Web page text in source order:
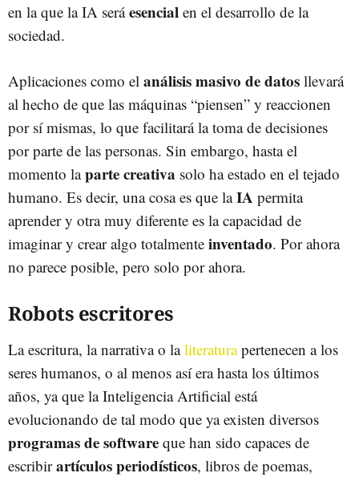
en la que la IA seráesencial en el desarrollo de la
sociedad.
Aplicaciones como el análisis masivo de datos llevará
al hecho de que las máquinas “piensen” y reaccionen
por sí mismas, lo que facilitará la toma de decisiones
por parte de las personas. Sin embargo, hasta el
momento laparte creativa solo ha estado en el tejado
humano. Es decir, una cosa es que laIA permita
aprender y otra muy diferente es la capacidad de
imaginar y crear algo totalmente inventado. Por ahora
no parece posible, pero solo por ahora.
Robots escritores
La escritura, la narrativa o laliteraturapertenecen a los
seres humanos, o al menos así era hasta los últimos
años, ya que la Inteligencia Artificial está
evolucionando de tal modo que ya existen diversos
programas de software que han sido capaces de
escribirartículos periodísticos, libros de poemas,